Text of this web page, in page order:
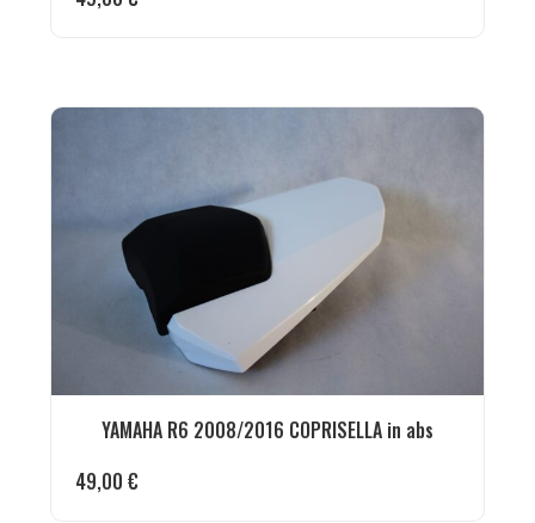
YAMAHA R6 2008/2016 COPRISELLA in abs
49,00 €